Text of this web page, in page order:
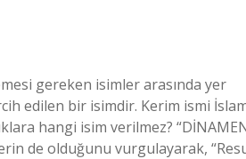
gereken isimler arasında yer
edilen bir isimdir. Kerim ismi
hangi isim verilmez?
de olduğunu vurgulayarak,